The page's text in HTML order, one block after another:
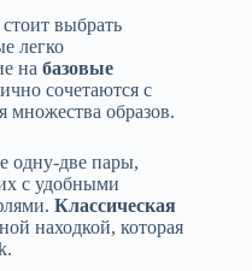
выбрать
легко
на базовые
сочетаются с
образов.
одну-две пары,
с удобными
Классическая
находкой, которая